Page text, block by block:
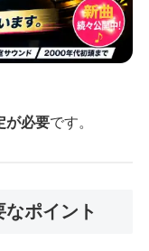
が必要です。
ポイント